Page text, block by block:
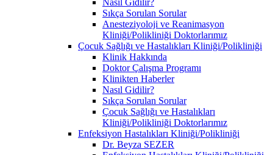
Sıkça Sorulan Sorular
Anesteziyoloji ve Reanimasyon
Kliniği/Polikliniği Doktorlarımız
Çocuk Sağlığı ve Hastalıkları Kliniği/Polikliniği
Klinik Hakkında
Doktor Çalışma Programı
Klinikten Haberler
Nasıl Gidilir?
Sıkça Sorulan Sorular
Çocuk Sağlığı ve Hastalıkları
Kliniği/Polikliniği Doktorlarımız
Enfeksiyon Hastalıkları Kliniği/Polikliniği
Dr. Beyza SEZER